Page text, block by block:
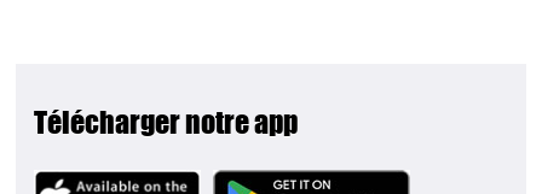
Télécharger notre app
Image Image